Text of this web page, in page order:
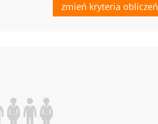
zmień kryteria obliczeń